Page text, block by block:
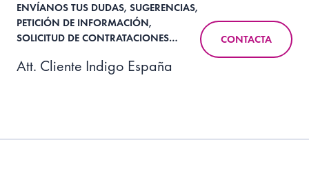
ENVÍANOS TUS DUDAS, SUGERENCIAS,
PETICIÓN DE INFORMACIÓN,
SOLICITUD DE CONTRATACIONES…
Att. Cliente Indigo España
CONTACTA